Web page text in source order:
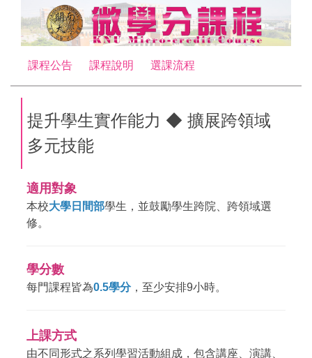
課程公告 課程說明 選課流程
提升學生實作能力 ◆ 擴展跨領域
多元技能
適用對象
本校大學日間部學生，並鼓勵學生跨院、跨領域選
修。
學分數
每門課程皆為0.5學分，至少安排9小時。
上課方式
由不同形式之系列學習活動組成，包含講座、演講、